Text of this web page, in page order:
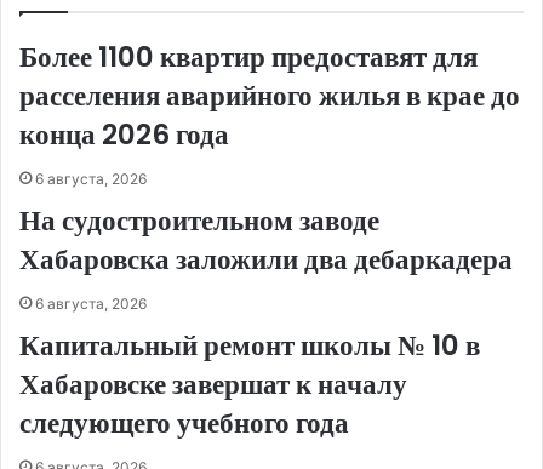
Более 1100 квартир предоставят для
расселения аварийного жилья в крае до
конца 2026 года
6 августа, 2026
На судостроительном заводе
Хабаровска заложили два дебаркадера
6 августа, 2026
Капитальный ремонт школы № 10 в
Хабаровске завершат к началу
следующего учебного года